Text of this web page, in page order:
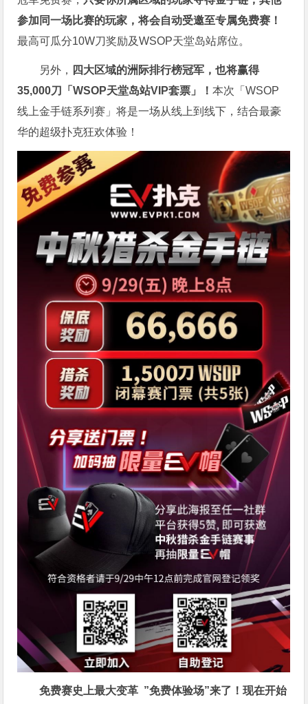
参加同一场比赛的玩家，将会自动受邀至专属免费赛！
最高可瓜分10W刀奖励及WSOP天堂岛站席位。
另外， 四大区域的洲际排行榜冠军，也将赢得
35,000刀「WSOP天堂岛站VIP套票」！本次「WSOP
线上金手链系列赛」将是一场从线上到线下，结合最豪
华的超级扑克狂欢体验！
免费赛史上最大变革 ”免费体验场”来了！现在开始